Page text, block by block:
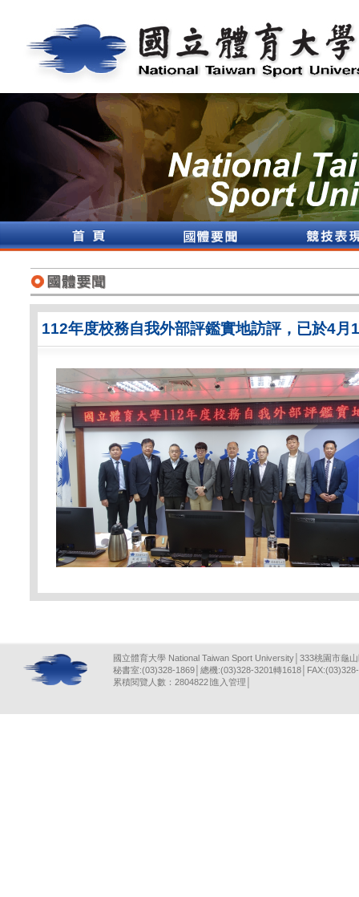
112年度校務自我外部評鑑實地訪評，已於4月
國立體育大學 National Taiwan Sport University│333桃園市龜
秘書室:(03)328-1869│總機:(03)328-3201轉
累積閱覽人數：2804822∣ 進入管理